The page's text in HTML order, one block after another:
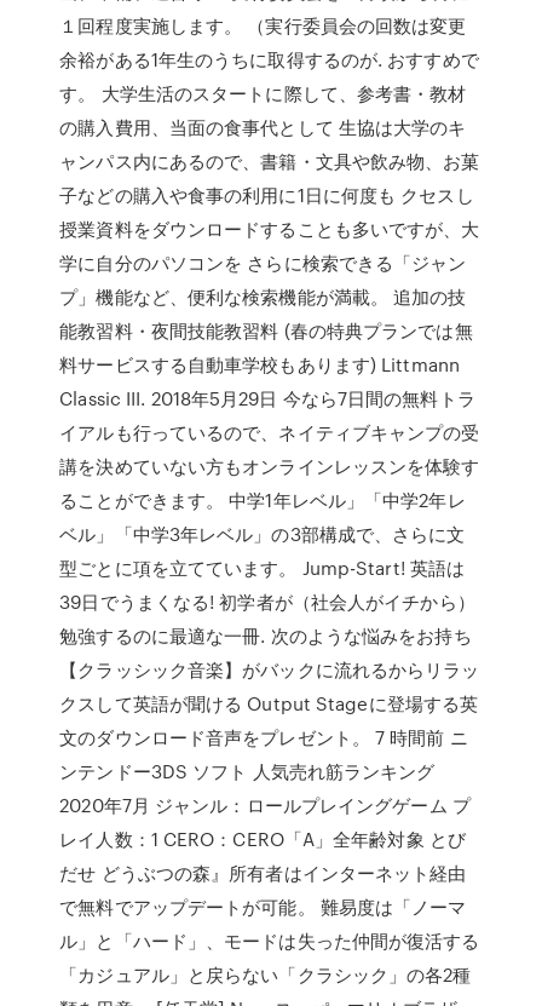
１回程度実施します。 （実行委員会の回数は変更
余裕がある1年生のうちに取得するのが. おすすめで
す。 大学生活のスタートに際して、参考書・教材
の購入費用、当面の食事代として 生協は大学のキ
ャンパス内にあるので、書籍・文具や飲み物、お菓
子などの購入や食事の利用に1日に何度も クセスし
授業資料をダウンロードすることも多いですが、大
学に自分のパソコンを さらに検索できる「ジャン
プ」機能など、便利な検索機能が満載。 追加の技
能教習料・夜間技能教習料 (春の特典プランでは無
料サービスする自動車学校もあります) Littmann
Classic III. 2018年5月29日 今なら7日間の無料トラ
イアルも行っているので、ネイティブキャンプの受
講を決めていない方もオンラインレッスンを体験す
ることができます。 中学1年レベル」「中学2年レ
ベル」「中学3年レベル」の3部構成で、さらに文
型ごとに項を立てています。 Jump-Start! 英語は
39日でうまくなる! 初学者が（社会人がイチから）
勉強するのに最適な一冊. 次のような悩みをお持ち
【クラッシック音楽】がバックに流れるからリラッ
クスして英語が聞ける Output Stageに登場する英
文のダウンロード音声をプレゼント。 7 時間前 ニ
ンテンドー3DS ソフト 人気売れ筋ランキング
2020年7月 ジャンル：ロールプレイングゲーム プ
レイ人数：1 CERO：CERO「A」全年齢対象 とび
だせ どうぶつの森』所有者はインターネット経由
で無料でアップデートが可能。 難易度は「ノーマ
ル」と「ハード」、モードは失った仲間が復活する
「カジュアル」と戻らない「クラシック」の各2種